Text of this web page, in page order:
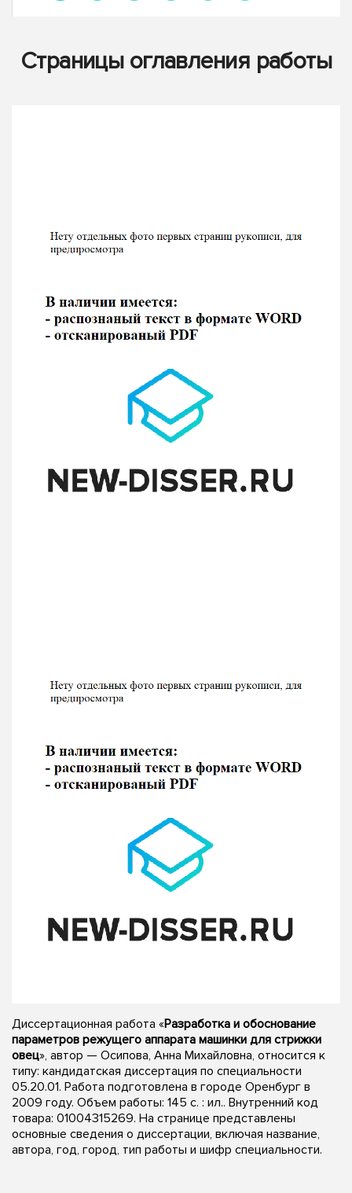
Страницы оглавления работы
Диссертационная работа «Разработка и обоснование
параметров режущего аппарата машинки для стрижки
овец», автор — Осипова, Анна Михайловна, относится к
типу: кандидатская диссертация по специальности
05.20.01. Работа подготовлена в городе Оренбург в
2009 году. Объем работы: 145 с. : ил.. Внутренний код
товара: 01004315269. На странице представлены
основные сведения о диссертации, включая название,
автора, год, город, тип работы и шифр специальности.